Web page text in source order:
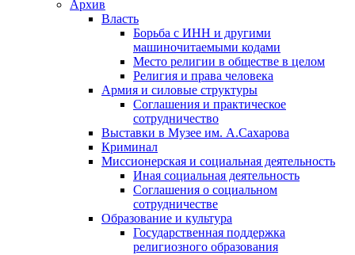
Архив
Власть
Борьба с ИНН и другими
машиночитаемыми кодами
Место религии в обществе в целом
Религия и права человека
Армия и силовые структуры
Соглашения и практическое
сотрудничество
Выставки в Музее им. А.Сахарова
Криминал
Миссионерская и социальная деятельность
Иная социальная деятельность
Соглашения о социальном
сотрудничестве
Образование и культура
Государственная поддержка
религиозного образования